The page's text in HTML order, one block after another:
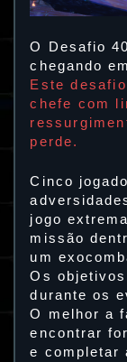
O Desafio
chegando
Este
chefe com
perde.
Cinco
jogo
missão
um
Os
durante os
O melhor a
encontrar
e completar